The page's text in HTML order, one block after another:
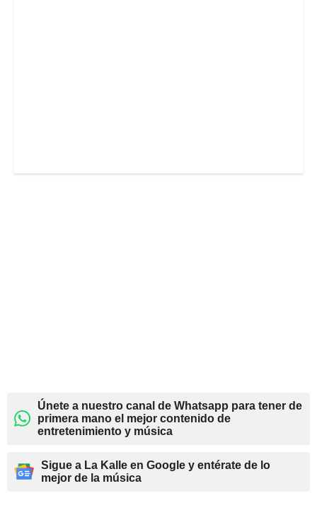
Únete a nuestro canal de Whatsapp para tener de
primera mano el mejor contenido de
entretenimiento y música
Sigue a La Kalle en Google y entérate de lo
mejor de la música